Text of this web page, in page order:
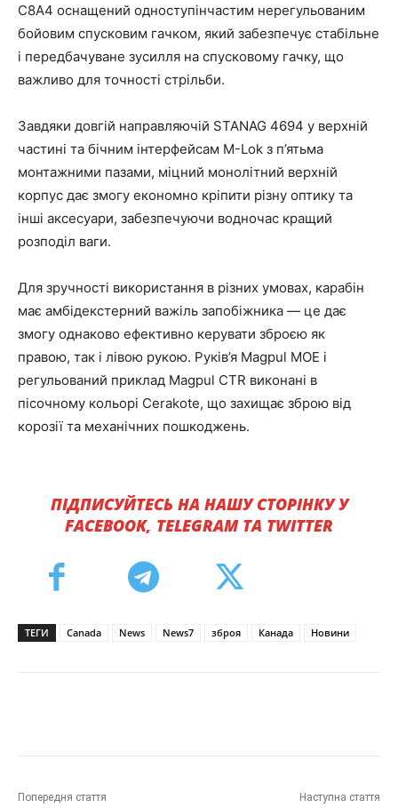
C8A4 оснащений одноступінчастим нерегульованим
бойовим спусковим гачком, який забезпечує стабільне
і передбачуване зусилля на спусковому гачку, що
важливо для точності стрільби.
Завдяки довгій направляючій STANAG 4694 у верхній
частині та бічним інтерфейсам M-Lok з п’ятьма
монтажними пазами, міцний монолітний верхній
корпус дає змогу економно кріпити різну оптику та
інші аксесуари, забезпечуючи водночас кращий
розподіл ваги.
Для зручності використання в різних умовах, карабін
має амбідекстерний важіль запобіжника — це дає
змогу однаково ефективно керувати зброєю як
правою, так і лівою рукою. Руків’я Magpul MOE і
регульований приклад Magpul CTR виконані в
пісочному кольорі Cerakote, що захищає зброю від
корозії та механічних пошкоджень.
ПІДПИСУЙТЕСЬ НА НАШУ СТОРІНКУ У
FACEBOOK, TELEGRAM ТА TWITTER
ТЕГИ Canada News News7 зброя Канада Новини
Попередня стаття Наступна стаття